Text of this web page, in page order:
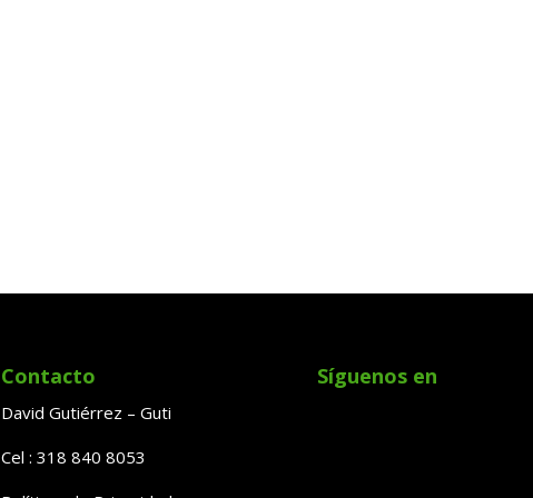
Contacto
David Gutiérrez – Guti
Cel : 318 840 8053
Síguenos en